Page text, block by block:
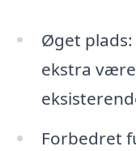
Øget
ekstra
Forbedret